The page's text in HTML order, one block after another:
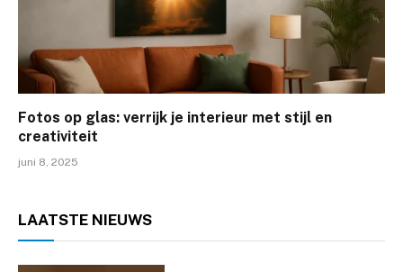
Fotos op glas: verrijk je interieur met stijl en
creativiteit
juni 8, 2025
LAATSTE NIEUWS